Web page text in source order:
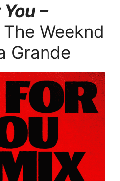
You –
Weeknd
Grande